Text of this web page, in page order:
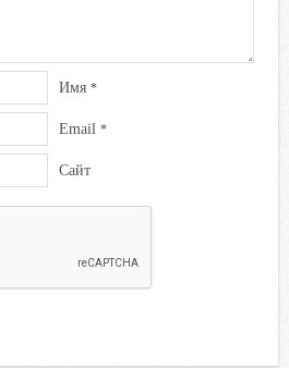
Имя *
Email *
Сайт